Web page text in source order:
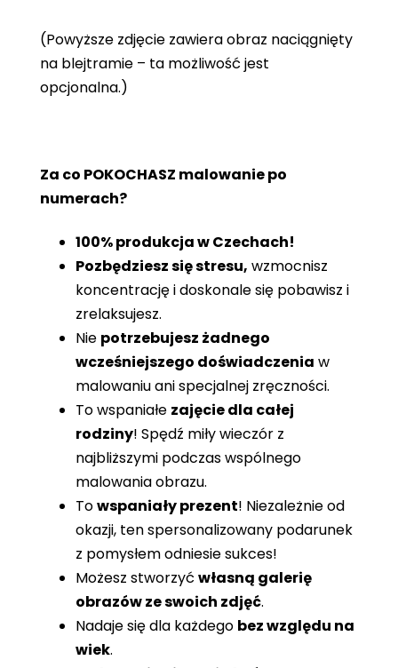
(Powyższe zdjęcie zawiera obraz naciągnięty
na blejtramie – ta możliwość jest
opcjonalna.)
Za co POKOCHASZ malowanie po
numerach?
100% produkcja w Czechach!
Pozbędziesz się stresu, wzmocnisz
koncentrację i doskonale się pobawisz i
zrelaksujesz.
Nie potrzebujesz żadnego
wcześniejszego doświadczenia w
malowaniu ani specjalnej zręczności.
To wspaniałe zajęcie dla całej
rodziny! Spędź miły wieczór z
najbliższymi podczas wspólnego
malowania obrazu.
Towspaniały prezent! Niezależnie od
okazji, ten spersonalizowany podarunek
z pomysłem odniesie sukces!
Możesz stworzyć własną galerię
obrazów ze swoich zdjęć.
Nadaje się dla każdego bez względu na
wiek.